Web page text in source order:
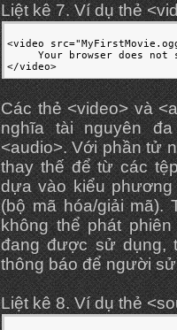
Liệt kê 7. Ví dụ thẻ
<video
Your browser does not
</video>
Các thẻ <video> và
nghĩa tài nguyên
<audio>. Với phần tử
thay thế để từ các
dựa vào kiểu
(bộ mã hóa/giải mã).
không thể phát
đang được sử dụng,
thông báo để người
Liệt kê 8. Ví dụ thẻ